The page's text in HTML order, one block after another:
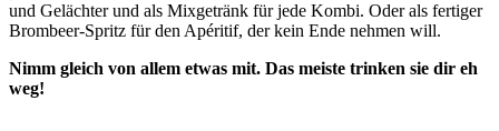
und Gelächter und als Mixgetränk für jede Kombi. Oder als fertiger
Brombeer-Spritz für den Apéritif, der kein Ende nehmen will.
Nimm gleich von allem etwas mit. Das meiste trinken sie dir eh
weg!